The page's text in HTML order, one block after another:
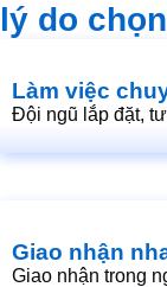
lý do
Làm việc
Đội ngũ lắp đặt,
Giao nhận
Giao nhận trong